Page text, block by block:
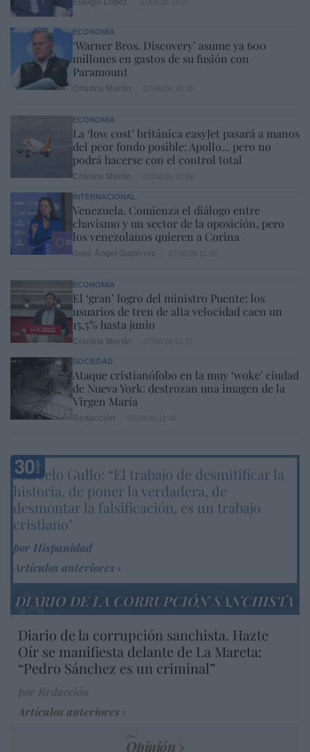
ECONOMÍA
‘Warner Bros. Discovery’ asume ya 600
millones en gastos de su fusión con
Paramount
ECONOMÍA
La ‘low cost’ británica easyJet pasará a manos
del peor fondo posible: Apollo... pero no
podrá hacerse con el control total
INTERNACIONAL
Venezuela. Comienza el diálogo entre
chavismo y un sector de la oposición, pero
los venezolanos quieren a Corina
ECONOMÍA
El ‘gran’ logro del ministro Puente: los
usuarios de tren de alta velocidad caen un
15,5% hasta junio
SOCIEDAD
Ataque cristianófobo en la muy ‘woke’ ciudad
de Nueva York: destrozan una imagen de la
Virgen María
Marcelo Gullo: “El trabajo de desmitificar la
historia, de poner la verdadera, de
desmontar la falsificación, es un trabajo
cristiano"
por Hispanidad
Artículos anteriores
DIARIO DE LA CORRUPCIÓN SANCHISTA
Diario de la corrupción sanchista. Hazte
Oír se manifiesta delante de La Mareta:
“Pedro Sánchez es un criminal”
Artículos anteriores
Opinión